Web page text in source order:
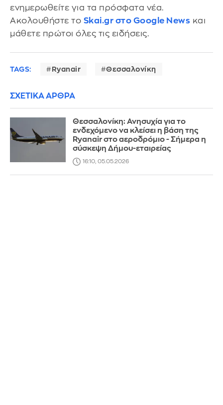
ενημερωθείτε για τα πρόσφατα νέα.
Ακολουθήστε το Skai.gr στο Google News και
μάθετε πρώτοι όλες τις ειδήσεις.
TAGS: Ryanair Θεσσαλονίκη
ΣΧΕΤΙΚΑ ΑΡΘΡΑ
Θεσσαλονίκη: Ανησυχία για το
ενδεχόμενο να κλείσει η βάση της
Ryanair στο αεροδρόμιο - Σήμερα η
σύσκεψη Δήμου-εταιρείας
16:10, 05.05.2026